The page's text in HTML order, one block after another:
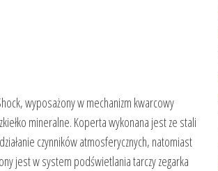
wyposażony w mechanizm kwarcowy
mineralne. Koperta wykonana jest ze stali
czynników atmosferycznych, natomiast
jest w system podświetlania tarczy zegarka